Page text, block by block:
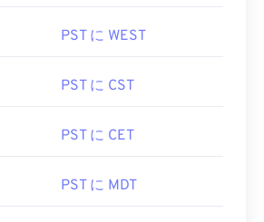
PST に WEST
PST に CST
PST に CET
PST に MDT